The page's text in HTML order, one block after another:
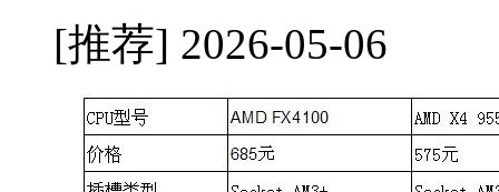
[推荐] 2026-05-06